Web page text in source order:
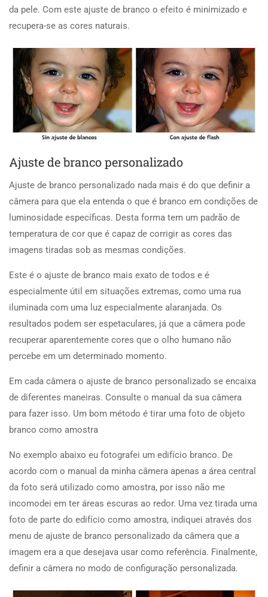
da pele. Com este ajuste de branco o efeito é minimizado e
recupera-se as cores naturais.
Ajuste de branco personalizado
Ajuste de branco personalizado nada mais é do que definir a
câmera para que ela entenda o que é branco em condições de
luminosidade específicas. Desta forma tem um padrão de
temperatura de cor que é capaz de corrigir as cores das
imagens tiradas sob as mesmas condições.
Este é o ajuste de branco mais exato de todos e é
especialmente útil em situações extremas, como uma rua
iluminada com uma luz especialmente alaranjada. Os
resultados podem ser espetaculares, já que a câmera pode
recuperar aparentemente cores que o olho humano não
percebe em um determinado momento.
Em cada câmera o ajuste de branco personalizado se encaixa
de diferentes maneiras. Consulte o manual da sua câmera
para fazer isso. Um bom método é tirar uma foto de objeto
branco como amostra
No exemplo abaixo eu fotografei um edifício branco. De
acordo com o manual da minha câmera apenas a área central
da foto será utilizado como amostra, por isso não me
incomodei em ter áreas escuras ao redor. Uma vez tirada uma
foto de parte do edifício como amostra, indiquei através dos
menu de ajuste de branco personalizado da câmera que a
imagem era a que desejava usar como referência. Finalmente,
definir a câmera no modo de configuração personalizada.